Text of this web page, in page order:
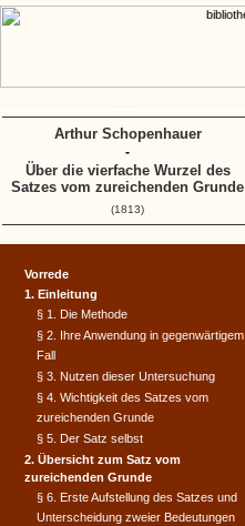
Vorrede
1. Einleitung
§ 1. Die Methode
§ 2. Ihre Anwendung in gegenwärtigem
Fall
§ 3. Nutzen dieser Untersuchung
§ 4. Wichtigkeit des Satzes vom
zureichenden Grunde
§ 5. Der Satz selbst
2. Übersicht zum Satz vom
zureichenden Grunde
§ 6. Erste Aufstellung des Satzes und
Unterscheidung zweier Bedeutungen
Arthur Schopenhauer
-
Über die vierfache Wurzel des
Satzes vom zureichenden Grunde
(1813)